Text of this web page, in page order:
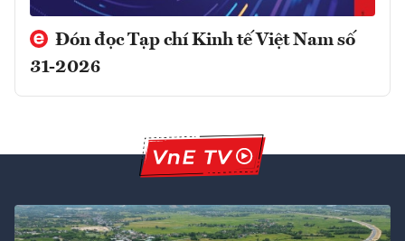
Đón đọc Tạp chí Kinh tế Việt Nam số
31-2026